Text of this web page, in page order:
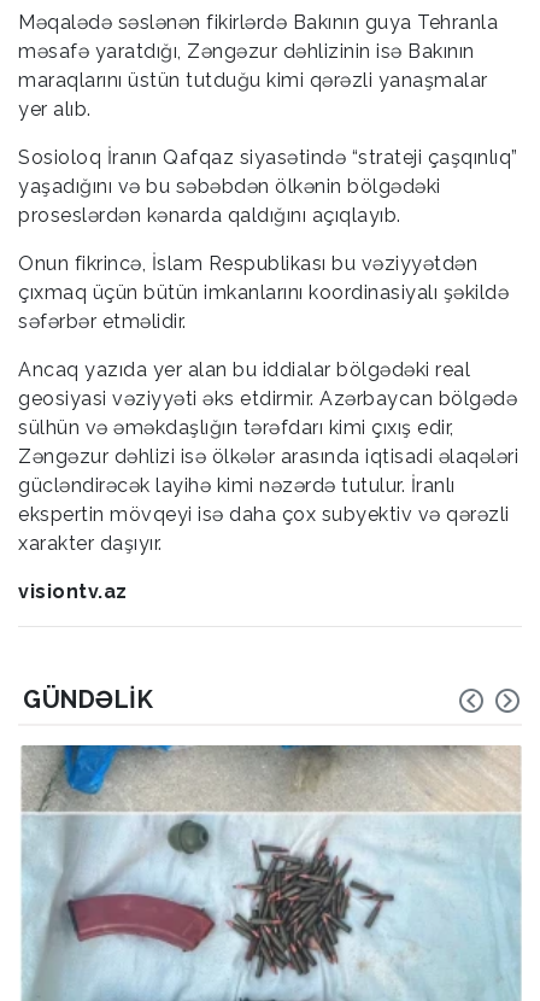
Məqalədə səslənən fikirlərdə Bakının guya Tehranla
məsafə yaratdığı, Zəngəzur dəhlizinin isə Bakının
maraqlarını üstün tutduğu kimi qərəzli yanaşmalar
yer alıb.
Sosioloq İranın Qafqaz siyasətində “strateji çaşqınlıq”
yaşadığını və bu səbəbdən ölkənin bölgədəki
proseslərdən kənarda qaldığını açıqlayıb.
Onun fikrincə, İslam Respublikası bu vəziyyətdən
çıxmaq üçün bütün imkanlarını koordinasiyalı şəkildə
səfərbər etməlidir.
Ancaq yazıda yer alan bu iddialar bölgədəki real
geosiyasi vəziyyəti əks etdirmir. Azərbaycan bölgədə
sülhün və əməkdaşlığın tərəfdarı kimi çıxış edir,
Zəngəzur dəhlizi isə ölkələr arasında iqtisadi əlaqələri
gücləndirəcək layihə kimi nəzərdə tutulur. İranlı
ekspertin mövqeyi isə daha çox subyektiv və qərəzli
xarakter daşıyır.
visiontv.az
GÜNDƏLIK